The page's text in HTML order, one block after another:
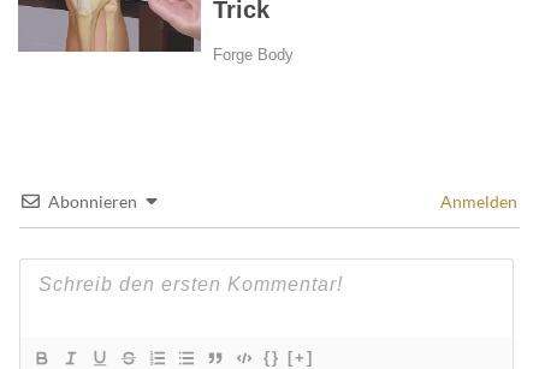
Abonnieren Anmelden
{} [+]